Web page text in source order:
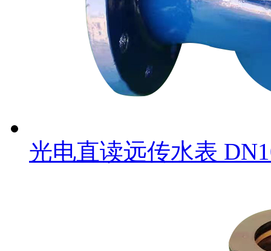
光电直读远传水表